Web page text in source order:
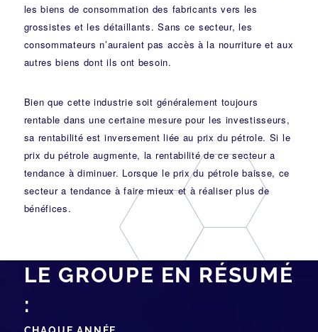
les biens de consommation des fabricants vers les
grossistes et les détaillants. Sans ce secteur, les
consommateurs n’auraient pas accès à la nourriture et aux
autres biens dont ils ont besoin.
Bien que cette industrie soit généralement toujours
rentable dans une certaine mesure pour les investisseurs,
sa rentabilité est inversement liée au prix du pétrole. Si le
prix du pétrole augmente, la rentabilité de ce secteur a
tendance à diminuer. Lorsque le prix du pétrole baisse, ce
secteur a tendance à faire mieux et à réaliser plus de
bénéfices.
LE GROUPE EN RÉSUMÉ
: